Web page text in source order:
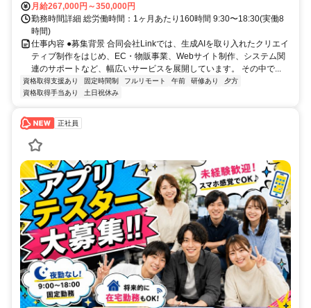
月給267,000円～350,000円
勤務時間詳細 総労働時間：1ヶ月あたり160時間 9:30〜18:30(実働8
時間)
仕事内容 ●募集背景 合同会社Linkでは、生成AIを取り入れたクリエイ
ティブ制作をはじめ、EC・物販事業、Webサイト制作、システム関
連のサポートなど、幅広いサービスを展開しています。 その中で...
資格取得支援あり 固定時間制 フルリモート 午前 研修あり
夕方
資格取得手当あり
土日祝休み
正社員